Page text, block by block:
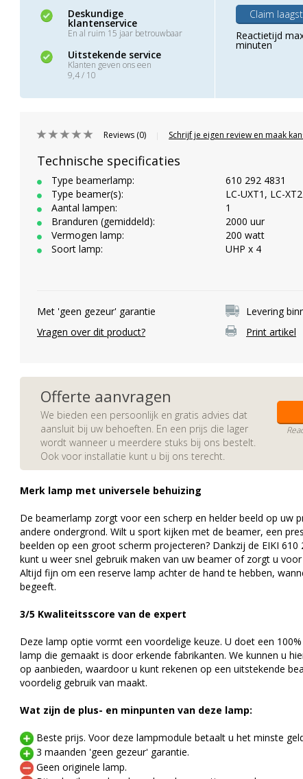
Deskundige
klantenservice
En al ruim 15 jaar betrouwbaar
Uitstekende service
Klanten geven ons een
9,4 / 10
Claim
Reactietijd
minuten
Reviews (0) Schrijf je eigen review en maak
Technische specificaties
Type beamerlamp:
610 292 4831
Type beamer(s):
LC-UXT1, LC-XT2
Aantal lampen:
1
Branduren (gemiddeld):
2000 uur
Vermogen lamp:
200 watt
Soort lamp:
UHP x 4
Met 'geen gezeur' garantie
Levering
Vragen over dit product?
Print artikel
Offerte aanvragen
We bieden een persoonlijk en gratis advies dat
aansluit bij uw behoeften. En een prijs die lager
wordt wanneer u meerdere stuks bij ons bestelt.
Ook voor installatie kunt u bij ons terecht.
Merk lamp met universele behuizing
De beamerlamp zorgt voor een scherp en helder beeld op uw
andere ondergrond. Wilt u sport kijken met de beamer, een
beelden op een groot scherm projecteren? Dankzij de EIKI 610
kunt u weer snel gebruik maken van uw beamer of zorgt u
Altijd fijn om een reserve lamp achter de hand te hebben,
begeeft.
3/5 Kwaliteitsscore van de expert
Deze lamp optie vormt een voordelige keuze. U doet een
lamp die gemaakt is door erkende fabrikanten. We kunnen u
op aanbieden, waardoor u kunt rekenen op een uitstekende
voordelig gebruik van maakt.
Wat zijn de plus- en minpunten van deze lamp:
Beste prijs. Voor deze lampmodule betaalt u het minste
3 maanden 'geen gezeur' garantie.
Geen originele lamp.